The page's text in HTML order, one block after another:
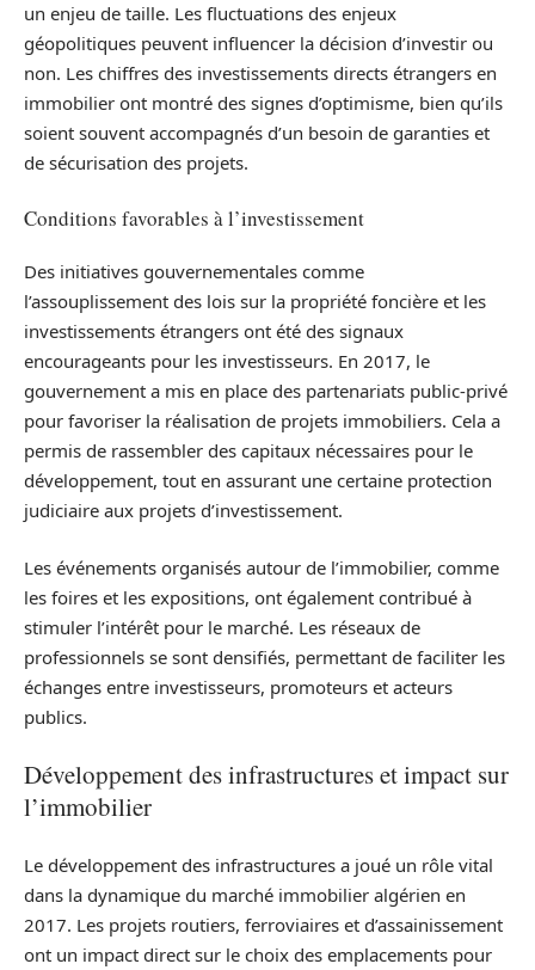
un enjeu de taille. Les fluctuations des enjeux
géopolitiques peuvent influencer la décision d’investir ou
non. Les chiffres des investissements directs étrangers en
immobilier ont montré des signes d’optimisme, bien qu’ils
soient souvent accompagnés d’un besoin de garanties et
de sécurisation des projets.
Conditions favorables à l’investissement
Des initiatives gouvernementales comme
l’assouplissement des lois sur la propriété foncière et les
investissements étrangers ont été des signaux
encourageants pour les investisseurs. En 2017, le
gouvernement a mis en place des partenariats public-privé
pour favoriser la réalisation de projets immobiliers. Cela a
permis de rassembler des capitaux nécessaires pour le
développement, tout en assurant une certaine protection
judiciaire aux projets d’investissement.
Les événements organisés autour de l’immobilier, comme
les foires et les expositions, ont également contribué à
stimuler l’intérêt pour le marché. Les réseaux de
professionnels se sont densifiés, permettant de faciliter les
échanges entre investisseurs, promoteurs et acteurs
publics.
Développement des infrastructures et impact sur
l’immobilier
Le développement des infrastructures a joué un rôle vital
dans la dynamique du marché immobilier algérien en
2017. Les projets routiers, ferroviaires et d’assainissement
ont un impact direct sur le choix des emplacements pour